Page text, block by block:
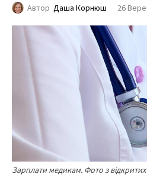
Автор Даша Корнюш 26
Зарплати медикам. Фото з